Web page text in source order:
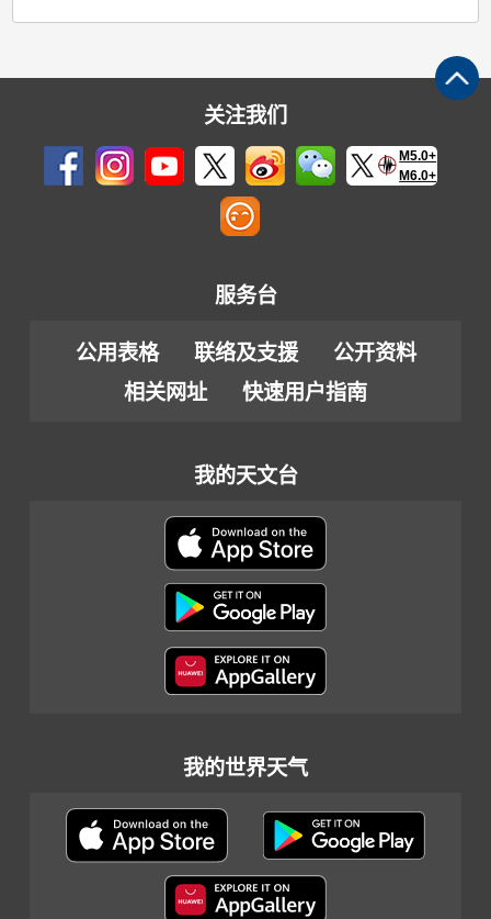
关注我们
M5.0+
M6.0+
服务台
公用表格 联络及支援
公开资料
相关网址
快速用户指南
我的天文台
我的世界天气